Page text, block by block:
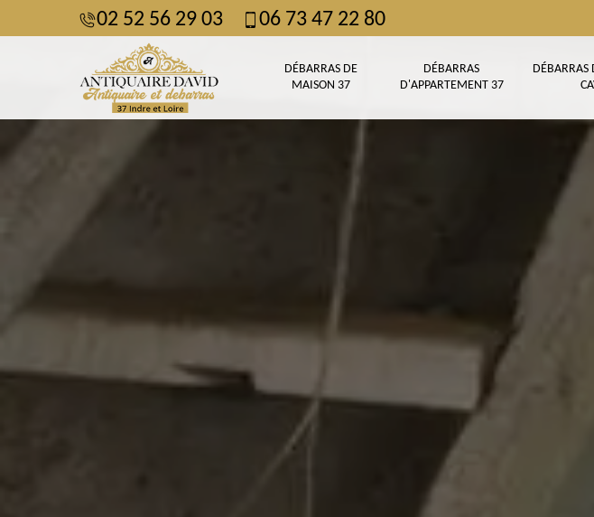
02 52 56 29 03 06 73 47 22 80
DÉBARRAS DE
MAISON 37
DÉBARRAS
D'APPARTEMENT 37
DÉBARRAS